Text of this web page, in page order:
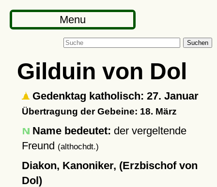
Menu
Suchen
Gilduin von Dol
Gedenktag katholisch: 27. Januar
Übertragung der Gebeine: 18. März
Name bedeutet: der vergeltende
Freund (althochdt.)
Diakon, Kanoniker, (Erzbischof von
Dol)